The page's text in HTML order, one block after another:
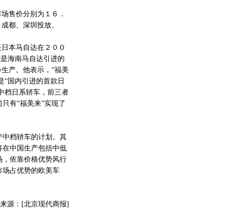
售价分别为１６．
都、深圳投放。
本马自达在２００
海南马自达引进的
产。他表示，“福美
“国内引进的首款日
档日系轿车，前三者
有“福美来”实现了
档轿车的计划。其
中国生产包括中低
依靠价格优势风行
场占优势的欧美车
来源：[北京现代商报]